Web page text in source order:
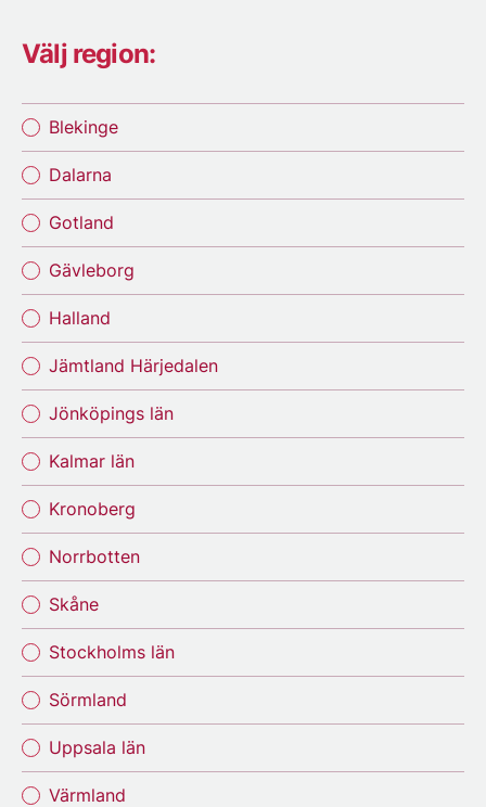
Välj region:
Blekinge
Dalarna
Gotland
Gävleborg
Halland
Jämtland Härjedalen
Jönköpings län
Kalmar län
Kronoberg
Norrbotten
Skåne
Stockholms län
Sörmland
Uppsala län
Värmland